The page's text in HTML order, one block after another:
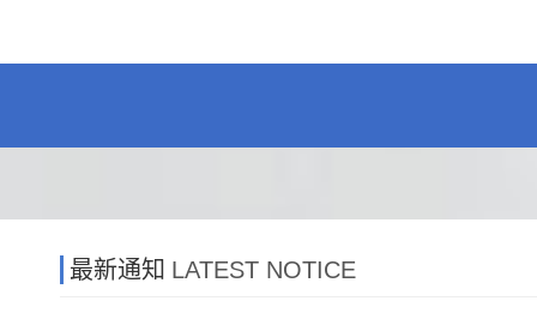
最新通知 LATEST NOTICE